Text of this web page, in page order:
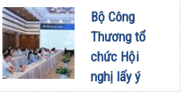
chính mình
01/08/2026
xanh
31/07/2026
phương
hướng,
nhiệm vụ
trọng tâm
tháng
Bộ Công
Thương tổ
chức Hội
nghị lấy ý
kiến dự